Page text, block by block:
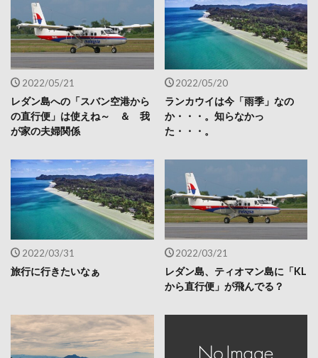
2022/05/21
レダン島への「スバン空港から
の直行便」は使えね～ ＆ 我
が家の夫婦関係
2022/05/20
ランカウイは今「雨季」なの
か・・・。知らなかっ
た・・・。
2022/03/31
旅行に行きたいなぁ
2022/03/21
レダン島、ティオマン島に「KL
から直行便」が飛んでる？